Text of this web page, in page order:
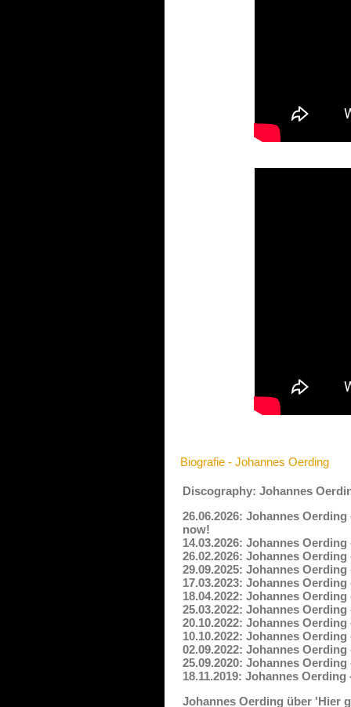
Biografie - Johannes Oerding
Discography: Johannes
26.06.2026: Johannes
now!
14.03.2026: Johannes
26.02.2026: Johannes
29.09.2025: Johannes
17.03.2023: Johannes
18.04.2022: Johannes
25.03.2022: Johannes
20.10.2022: Johannes
10.10.2022: Johannes
02.09.2022: Johannes
25.09.2020: Johannes
18.11.2019: Johannes
Johannes Oerding über 'Hier